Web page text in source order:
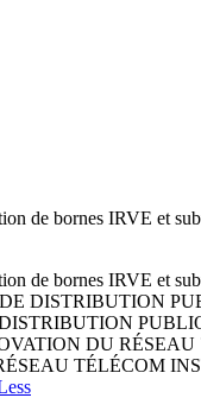
de bornes IRVE et
de bornes IRVE et
DISTRIBUTION
DU
TÉLÉCOM